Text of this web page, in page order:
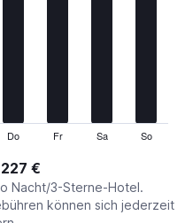
Do Fr Sa So
€
Nacht/3-Sterne-Hotel.
können sich jederzeit